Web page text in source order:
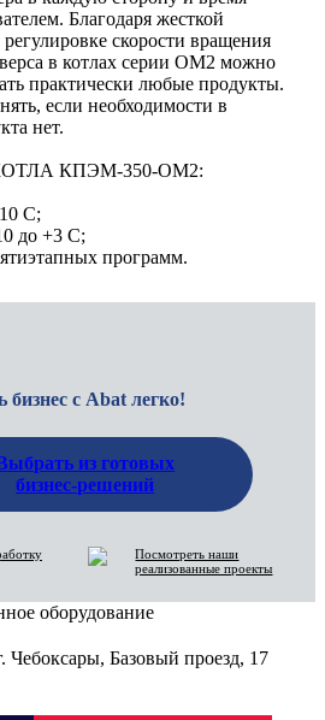
Благодаря жесткой
скорости вращения
в котлах серии ОМ2 можно
практически любые продукты.
если необходимости в
нет.
КПЭМ-350-ОМ2:
С;
до +3 С;
программ.
с Abat легко!
из готовых
бизнес-решений
Посмотреть наши
реализованные проекты
оборудование
Чебоксары, Базовый проезд, 17